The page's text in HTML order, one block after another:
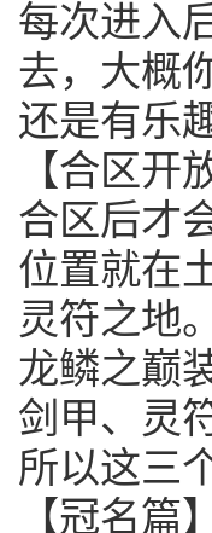
每次进入
去，大概
还是有乐
【合区开
合区后才
位置就在
灵符之地。
龙鳞之巅
剑甲、灵
所以这三
【冠名篇】